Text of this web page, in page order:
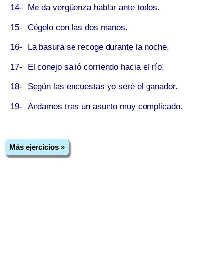
14- Me da vergüenza hablar ante todos.
15- Cógelo con las dos manos.
16- La basura se recoge durante la noche.
17- El conejo salió corriendo haciael río.
18- Según las encuestas yo seré el ganador.
19- Andamos tras un asunto muy complicado.
Más ejercicios »